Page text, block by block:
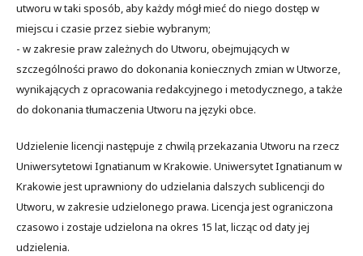
utworu w taki sposób, aby każdy mógł mieć do niego dostęp w
miejscu i czasie przez siebie wybranym;
- w zakresie praw zależnych do Utworu, obejmujących w
szczególności prawo do dokonania koniecznych zmian w Utworze,
wynikających z opracowania redakcyjnego i metodycznego, a także
do dokonania tłumaczenia Utworu na języki obce.
Udzielenie licencji następuje z chwilą przekazania Utworu na rzecz
Uniwersytetowi Ignatianum w Krakowie. Uniwersytet Ignatianum w
Krakowie jest uprawniony do udzielania dalszych sublicencji do
Utworu, w zakresie udzielonego prawa. Licencja jest ograniczona
czasowo i zostaje udzielona na okres 15 lat, licząc od daty jej
udzielenia.